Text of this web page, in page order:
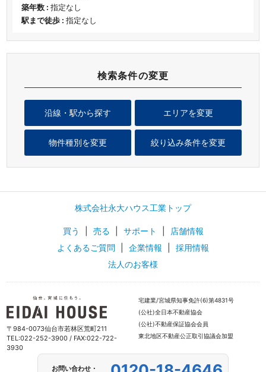
検索条件の変更
エリアを変更
沿線・駅から探す
物件種別を変更 絞り込み条件を変更
築年数 : 指定なし
駅まで徒歩 : 指定なし
株式会社永大ハウス工業トップ
買う 売る サポート
店舗情報
よくあるご質問
企業情報
採用情報
法人のお客様
〒984-0073仙台市若林区荒町211
TEL:022-252-3900 / FAX:022-722-
3930
宅建業/宮城県知事免許(6)第4831号
(公社)全日本不動産協会
(公社)不動産保証協会会員
東北地区不動産公正取引協議会加盟
お問い合わせ・